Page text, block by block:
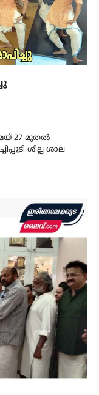
27 മുതൽ
ശില്പ ശാല